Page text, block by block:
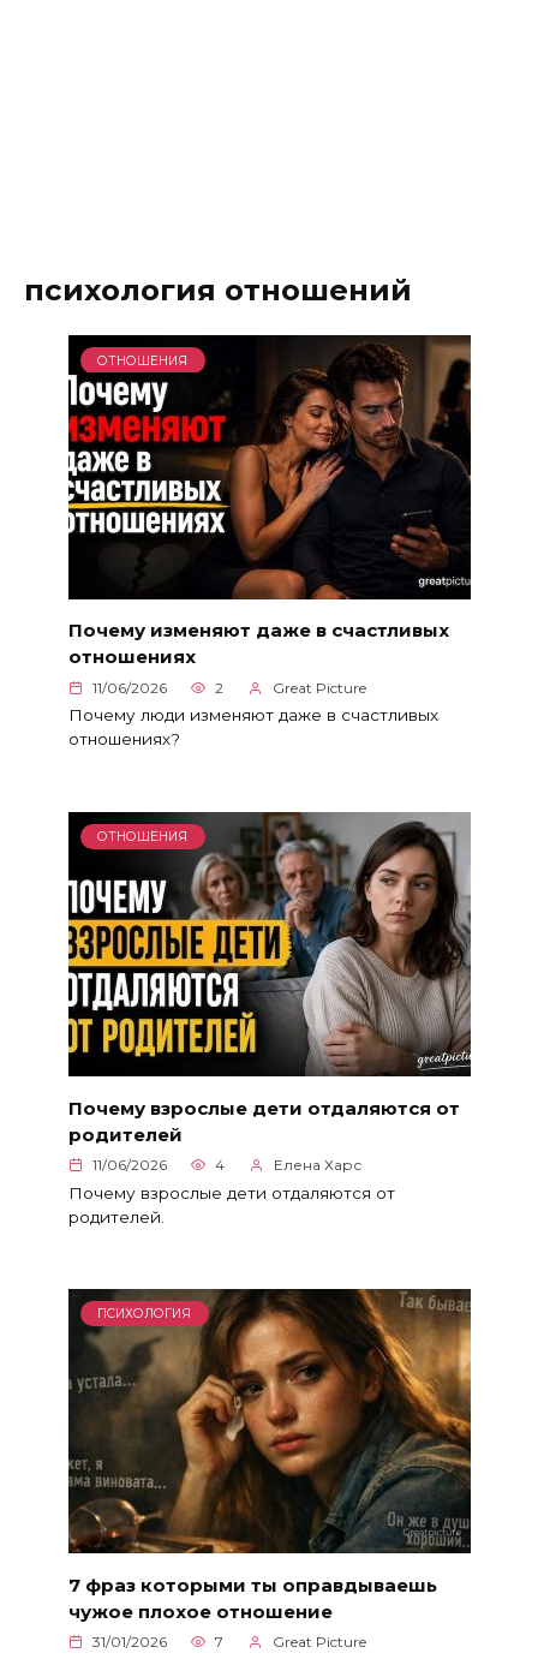
психология отношений
ОТНОШЕНИЯ
Почему изменяют даже в счастливых
отношениях
11/06/2026 2 Great Picture
Почему люди изменяют даже в счастливых
отношениях?
ОТНОШЕНИЯ
Почему взрослые дети отдаляются от
родителей
11/06/2026 4 Елена Харс
Почему взрослые дети отдаляются от
родителей.
ПСИХОЛОГИЯ
7 фраз которыми ты оправдываешь
чужое плохое отношение
31/01/2026 7 Great Picture